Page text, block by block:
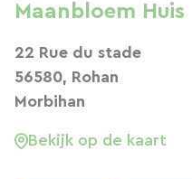
Maanbloem Huis
22 Rue du stade
56580, Rohan
Morbihan
Bekijk op de kaart